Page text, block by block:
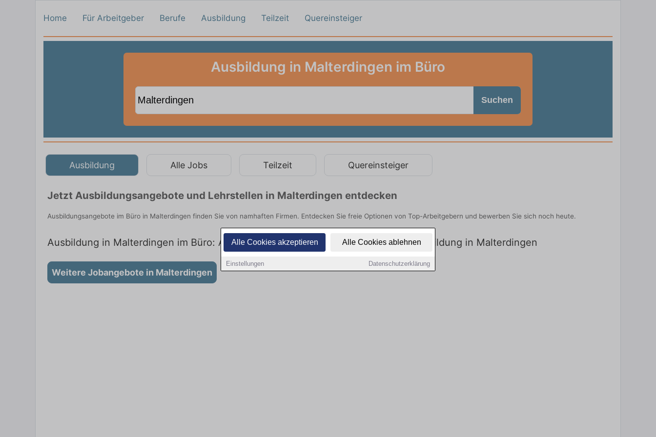
Alle Cookies akzeptieren Alle Cookies ablehnen
Einstellungen Datenschutzerklärung
Home Für Arbeitgeber Berufe Ausbildung Teilzeit Quereinsteiger
Ausbildung in Malterdingen im Büro
Suchen
Ausbildung Alle Jobs Teilzeit Quereinsteiger
Jetzt Ausbildungsangebote und Lehrstellen in Malterdingen entdecken
Ausbildungsangebote im Büro in Malterdingen finden Sie von namhaften Firmen. Entdecken Sie freie Optionen von Top-Arbeitgebern und bewerben Sie sich noch heute.
Ausbildung in Malterdingen im Büro: Aktuell gibt es keine Stellenangebote für Ausbildung in Malterdingen
Weitere Jobangebote in Malterdingen